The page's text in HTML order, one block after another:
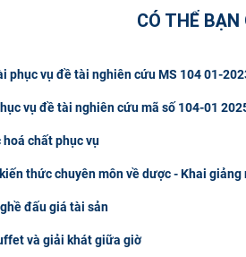
CÓ THỂ
phục vụ đề tài nghiên cứu MS 104 01-
vụ đề tài nghiên cứu mã số 104-01
chất phục vụ
thức chuyên môn về dược - Khai
đấu giá tài sản
và giải khát giữa giờ